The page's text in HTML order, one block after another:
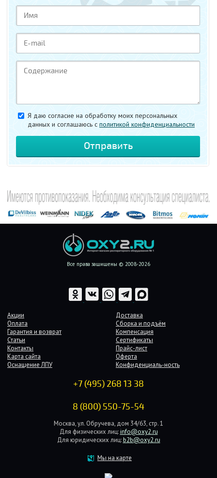
Я даю согласие на обработку моих персональных
данных и соглашаюсь c политикой конфиденциальности
Все права защищены © 2008-2026
Акции
Доставка
Оплата
Сборка и подъём
Гарантия и возврат
Компенсация
Статьи
Сертификаты
Контакты
Прайс-лист
Карта сайта
Оферта
Оснащение ЛПУ
Конфиденциаль-ность
+7 (495) 268 13 38
8 (800) 550-75-54
Москва, ул. Обручева, дом 34/63, стр. 1
Для физических лиц: info@oxy2.ru
Для юридических лиц: b2b@oxy2.ru
Мы на карте